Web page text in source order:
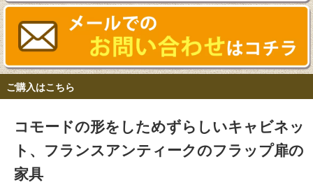
ご購入はこちら
コモードの形をしためずらしいキャビネッ
ト、フランスアンティークのフラップ扉の
家具